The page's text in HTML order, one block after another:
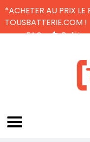
*ACHETER AU PRIX LE
TOUSBATTERIE.COM !
FAQ